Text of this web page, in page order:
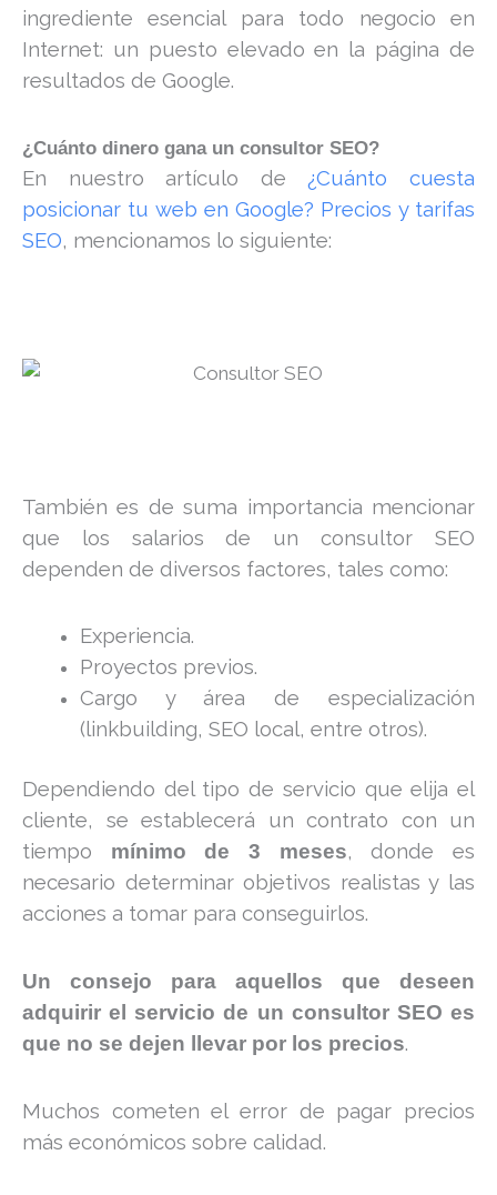
ingrediente esencial para todo negocio en
Internet: un puesto elevado en la página de
resultados de Google.
¿Cuánto dinero gana un consultor SEO?
En nuestro artículo de ¿Cuánto cuesta
posicionar tu web en Google? Precios y tarifas
SEO, mencionamos lo siguiente:
También es de suma importancia mencionar
que los salarios de un consultor SEO
dependen de diversos factores, tales como:
Experiencia.
Proyectos previos.
Cargo y área de especialización
(linkbuilding, SEO local, entre otros).
Dependiendo del tipo de servicio que elija el
cliente, se establecerá un contrato con un
tiempo mínimo de 3 meses, donde es
necesario determinar objetivos realistas y las
acciones a tomar para conseguirlos.
Un consejo para aquellos que deseen
adquirir el servicio de un consultor SEO es
que no se dejen llevar por los precios.
Muchos cometen el error de pagar precios
más económicos sobre calidad.